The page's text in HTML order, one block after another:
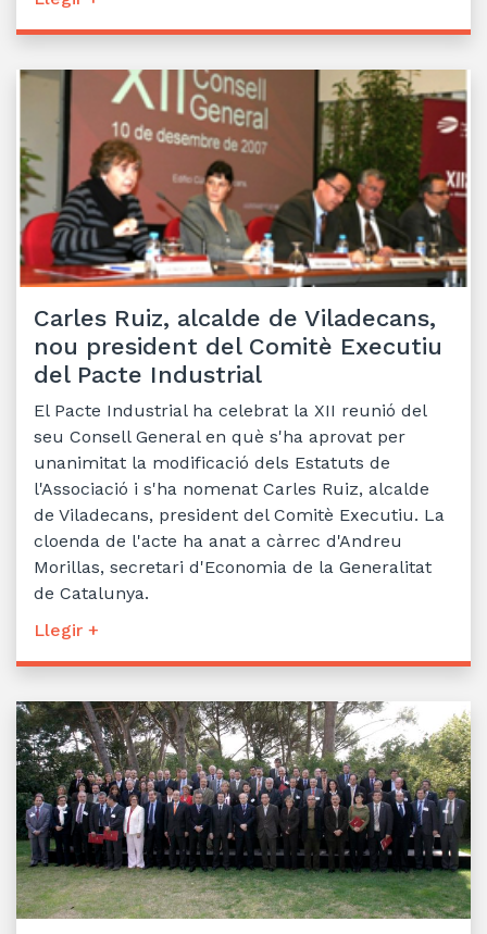
Carles Ruiz, alcalde de Viladecans,
nou president del Comitè Executiu
del Pacte Industrial
El Pacte Industrial ha celebrat la XII reunió del
seu Consell General en què s'ha aprovat per
unanimitat la modificació dels Estatuts de
l'Associació i s'ha nomenat Carles Ruiz, alcalde
de Viladecans, president del Comitè Executiu. La
cloenda de l'acte ha anat a càrrec d'Andreu
Morillas, secretari d'Economia de la Generalitat
de Catalunya.
Llegir +